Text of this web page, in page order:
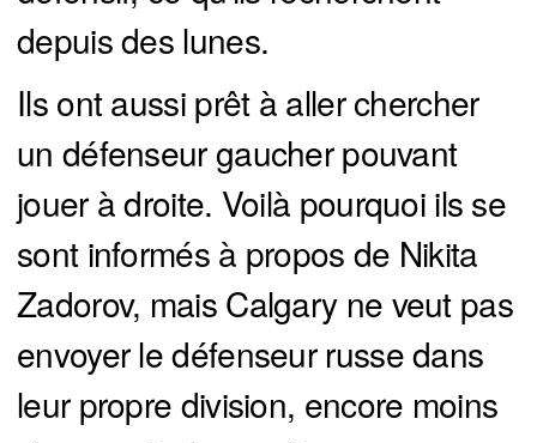
depuis des lunes.
Ils ont aussi prêt à aller chercher
un défenseur gaucher pouvant
jouer à droite. Voilà pourquoi ils se
sont informés à propos de Nikita
Zadorov, mais Calgary ne veut pas
envoyer le défenseur russe dans
leur propre division, encore moins